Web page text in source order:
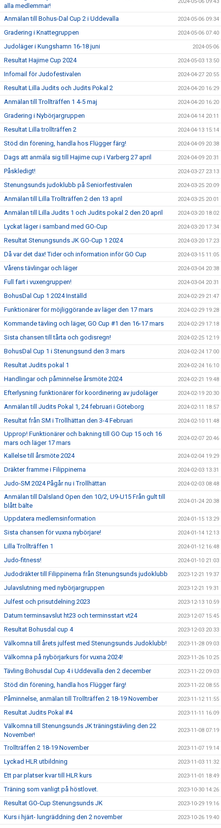
alla medlemmar!
Anmälan till Bohus-Dal Cup 2 i Uddevalla 2024-05-06 09:34
Gradering i Knattegruppen 2024-05-06 07:40
Judoläger i Kungshamn 16-18 juni 2024-05-06
Resultat Hajime Cup 2024 2024-05-03 13:50
Infomail för Judofestivalen 2024-04-27 20:55
Resultat Lilla Judits och Judits Pokal 2 2024-04-20 16:29
Anmälan till Trollträffen 1 4-5 maj 2024-04-20 16:20
Gradering i Nybörjargruppen 2024-04-14 20:11
Resultat Lilla trollträffen 2 2024-04-13 15:14
Stöd din förening, handla hos Flügger färg! 2024-04-09 20:38
Dags att anmäla sig till Hajime cup i Varberg 27 april 2024-04-09 20:31
Påskledigt! 2024-03-27 23:13
Stenungsunds judoklubb på Seniorfestivalen 2024-03-25 20:09
Anmälan till Lilla Trollträffen 2 den 13 april 2024-03-25 20:01
Anmälan till Lilla Judits 1 och Judits pokal 2 den 20 april 2024-03-20 18:02
Lyckat läger i samband med GO-Cup 2024-03-20 17:34
Resultat Stenungsunds JK GO-Cup 1 2024 2024-03-20 17:23
Då var det dax! Tider och information inför GO Cup 2024-03-15 11:05
Vårens tävlingar och läger 2024-03-04 20:38
Full fart i vuxengruppen! 2024-03-04 20:31
BohusDal Cup 1 2024 Inställd 2024-02-29 21:47
Funktionärer för möjliggörande av läger den 17 mars 2024-02-29 19:28
Kommande tävling och läger, GO Cup #1 den 16-17 mars 2024-02-29 17:18
Sista chansen till tårta och godisregn! 2024-02-25 12:19
BohusDal Cup 1 i Stenungsund den 3 mars 2024-02-24 17:00
Resultat Judits pokal 1 2024-02-24 16:10
Handlingar och påminnelse årsmöte 2024 2024-02-21 19:48
Efterlysning funktionärer för koordinering av judoläger 2024-02-19 20:30
Anmälan till Judits Pokal 1, 24 februari i Göteborg 2024-02-11 18:57
Resultat från SM i Trollhättan den 3-4 Februari 2024-02-10 11:48
Upprop! Funktionärer och bakning till GO Cup 15 och 16
mars och läger 17 mars
2024-02-07 20:46
Kallelse till årsmöte 2024 2024-02-04 19:29
Dräkter framme i Filippinerna 2024-02-03 13:31
Judo-SM 2024 Pågår nu i Trollhättan 2024-02-03 08:48
Anmälan till Dalsland Open den 10/2, U9-U15 Från gult till
blått bälte
2024-01-24 20:38
Uppdatera medlemsinformation 2024-01-15 13:29
Sista chansen för vuxna nybörjare! 2024-01-14 12:13
Lilla Trollträffen 1 2024-01-12 16:48
Judo-fitness! 2024-01-10 21:03
Judodräkter till Filippinerna från Stenungsunds judoklubb 2023-12-21 19:37
Julavslutning med nybörjargruppen 2023-12-21 19:31
Julfest och prisutdelning 2023 2023-12-13 10:59
Datum terminsavslut ht23 och terminsstart vt24 2023-12-07 15:45
Resultat Bohusdal cup 4 2023-12-03 20:33
Välkomna till årets julfest med Stenungsunds Judoklubb! 2023-11-28 09:03
Välkomna på nybörjarkurs för vuxna 2024! 2023-11-26 10:25
Tävling Bohusdal Cup 4 i Uddevalla den 2 december 2023-11-22 09:03
Stöd din förening, handla hos Flügger färg! 2023-11-22 08:55
Påminnelse, anmälan till Trollträffen 2 18-19 November 2023-11-12 11:55
Resultat Judits Pokal #4 2023-11-11 16:09
Välkomna till Stenungsunds JK träningstävling den 22
November!
2023-11-08 07:19
Trollträffen 2 18-19 November 2023-11-07 19:14
Lyckad HLR utbildning 2023-11-03 11:32
Ett par platser kvar till HLR kurs 2023-11-01 18:49
Träning som vanligt på höstlovet. 2023-10-30 14:26
Resultat GO-Cup Stenungsunds JK 2023-10-29 19:16
Kurs i hjärt- lungräddning den 2 november 2023-10-26 19:40